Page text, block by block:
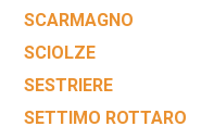
SCARMAGNO
SCIOLZE
SESTRIERE
SETTIMO ROTTARO